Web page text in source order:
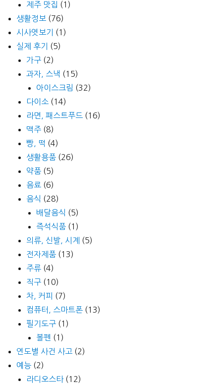
제주 맛집 (1)
생활정보 (76)
시사엿보기
(1)
실제 후기
(5)
가구 (2)
과자, 스낵 (15)
아이스크림 (32)
다이소 (14)
라면, 패스트푸드 (16)
맥주 (8)
빵, 떡 (4)
생활용품 (26)
약품 (5)
음료 (6)
음식 (28)
배달음식 (5)
즉석식품 (1)
의류, 신발, 시계
(5)
전자제품 (13)
주류 (4)
직구 (10)
차, 커피 (7)
컴퓨터, 스마트폰 (13)
필기도구 (1)
볼펜 (1)
연도별 사건 사고 (2)
예능 (2)
라디오스타(12)